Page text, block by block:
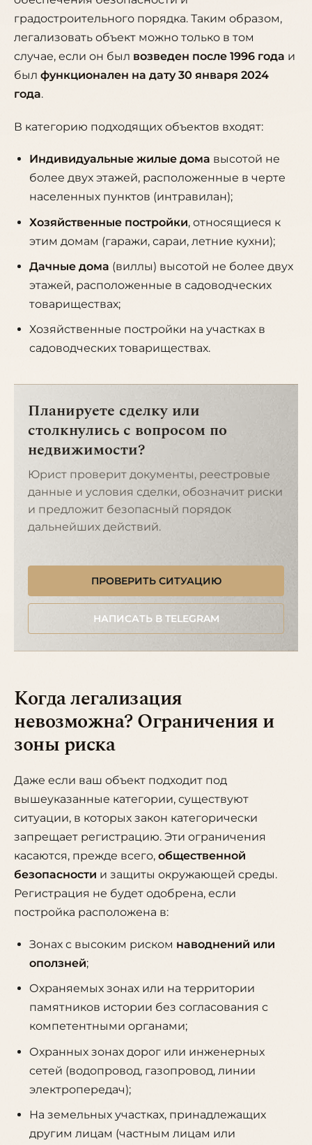
градостроительного порядка. Таким образом,
легализовать объект можно только в том
случае, если он был возведен после 1996 года и
был функционален на дату 30 января 2024
года.
В категорию подходящих объектов входят:
Индивидуальные жилые дома высотой не
более двух этажей, расположенные в черте
населенных пунктов (интравилан);
Хозяйственные постройки, относящиеся к
этим домам (гаражи, сараи, летние кухни);
Дачные дома (виллы) высотой не более двух
этажей, расположенные в садоводческих
товариществах;
Хозяйственные постройки на участках в
садоводческих товариществах.
Планируете сделку или
столкнулись с вопросом по
недвижимости?
Юрист проверит документы, реестровые
данные и условия сделки, обозначит риски
и предложит безопасный порядок
дальнейших действий.
ПРОВЕРИТЬ СИТУАЦИЮ
НАПИСАТЬ В TELEGRAM
Когда легализация
невозможна? Ограничения и
зоны риска
Даже если ваш объект подходит под
вышеуказанные категории, существуют
ситуации, в которых закон категорически
запрещает регистрацию. Эти ограничения
касаются, прежде всего, общественной
безопасности и защиты окружающей среды.
Регистрация не будет одобрена, если
постройка расположена в:
Зонах с высоким риском наводнений или
оползней;
Охраняемых зонах или на территории
памятников истории без согласования с
компетентными органами;
Охранных зонах дорог или инженерных
сетей (водопровод, газопровод, линии
электропередач);
На земельных участках, принадлежащих
другим лицам (частным лицам или